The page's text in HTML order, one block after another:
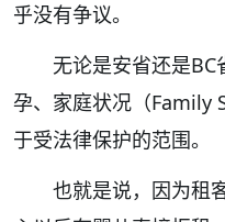
乎没有争议。
无论是安省还是
孕、家庭状况（Family
于受法律保护的范围。
也就是说，因为租